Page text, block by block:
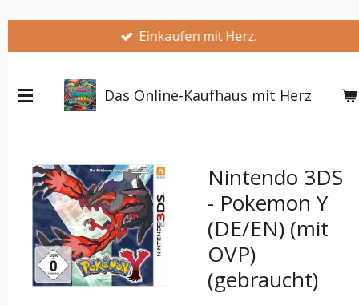
springen
Einkaufen mit Herz.
Das Online-Kaufhaus mit Herz
Nintendo 3DS
- Pokemon Y
(DE/EN) (mit
OVP)
(gebraucht)